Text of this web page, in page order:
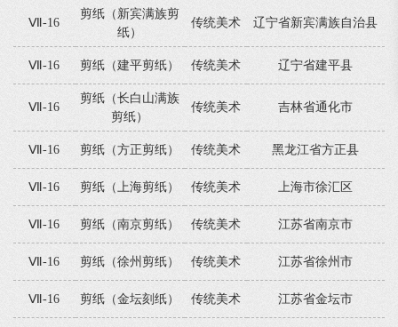
Ⅶ-16
剪纸（新宾满族剪
纸）
传统美术 辽宁省新宾满族自治县
Ⅶ-16 剪纸（建平剪纸） 传统美术 辽宁省建平县
Ⅶ-16
剪纸（长白山满族
剪纸）
传统美术 吉林省通化市
Ⅶ-16 剪纸（方正剪纸） 传统美术 黑龙江省方正县
Ⅶ-16 剪纸（上海剪纸） 传统美术 上海市徐汇区
Ⅶ-16 剪纸（南京剪纸） 传统美术 江苏省南京市
Ⅶ-16 剪纸（徐州剪纸） 传统美术 江苏省徐州市
Ⅶ-16 剪纸（金坛刻纸） 传统美术 江苏省金坛市